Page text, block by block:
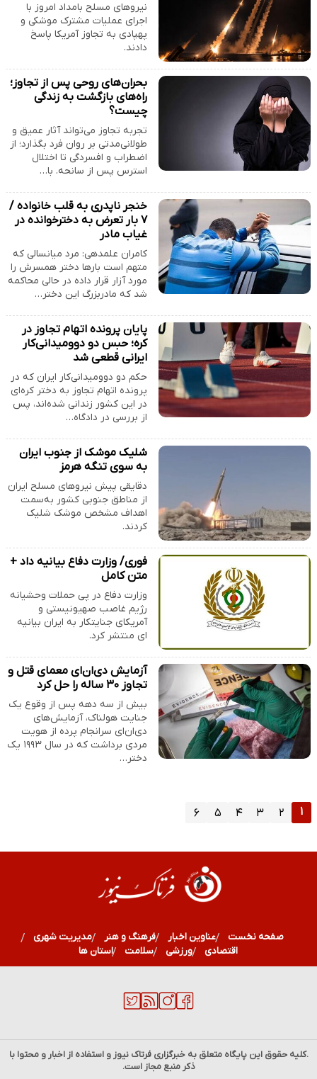
نیروهای مسلح بامداد امروز با
اجرای عملیات مشترک موشکی و
پهپادی به تجاوز آمریکا پاسخ
دادند.
بحران‌های روحی پس از تجاوز؛
راه‌های بازگشت به زندگی
چیست؟
تجربه تجاوز می‌تواند آثار عمیق و
طولانی‌مدتی بر روان فرد بگذارد؛ از
اضطراب و افسردگی تا اختلال
استرس پس از سانحه. با…
خنجر ناپدری به قلب خانواده /
۷ بار تعرض به دخترخوانده در
غیاب مادر
کامران علمدهی: مرد میانسالی که
متهم است بارها دختر همسرش را
مورد آزار قرار داده در حالی محاکمه
شد که مادربزرگ این دختر…
پایان پرونده اتهام تجاوز در
کره؛ حبس دو دوومیدانی‌کار
ایرانی قطعی شد
حکم دو دوومیدانی‌کار ایران که در
پرونده اتهام تجاوز به دختر کره‌ای
در این کشور زندانی شده‌اند، پس
از بررسی در دادگاه…
شلیک موشک از جنوب ایران
به سوی تنگه هرمز
دقایقی پیش نیروهای مسلح ایران
از مناطق جنوبی کشور به‌سمت
اهداف مشخص موشک شلیک
کردند.
فوری/ وزارت دفاع بیانیه داد +
متن کامل
وزارت دفاع در پی حملات وحشیانه
رژیم غاصب صهیونیستی و
آمریکای جنایتکار به ایران بیانیه
ای منتشر کرد.
آزمایش دی‌ان‌ای معمای قتل و
تجاوز ۳۰ ساله را حل کرد
بیش از سه دهه پس از وقوع یک
جنایت هولناک، آزمایش‌های
دی‌ان‌ای سرانجام پرده از هویت
مردی برداشت که در سال ۱۹۹۳ یک
دختر…
۱ ۲ ۳ ۴ ۵ ۶
صفحه نخست عناوین اخبار فرهنگ و هنر
مدیریت شهری
اقتصادی
ورزشی سلامت استان ها
.کلیه حقوق این پایگاه متعلق به خبرگزاریفرتاک نیوز و استفاده از اخبار و محتوا با
ذکر منبع مجاز است.